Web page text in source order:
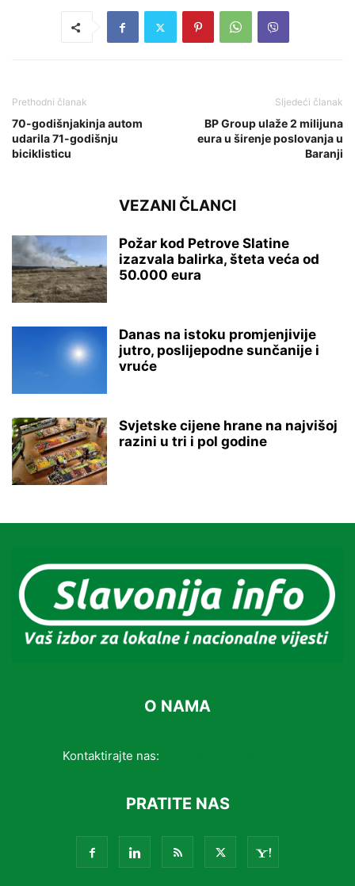
Prethodni članak
70-godišnjakinja autom
udarila 71-godišnju
biciklisticu
Sljedeći članak
BP Group ulaže 2 milijuna
eura u širenje poslovanja u
Baranji
VEZANI ČLANCI
Požar kod Petrove Slatine
izazvala balirka, šteta veća od
50.000 eura
Danas na istoku promjenjivije
jutro, poslijepodne sunčanije i
vruće
Svjetske cijene hrane na najvišoj
razini u tri i pol godine
O NAMA
Kontaktirajte nas:
PRATITE NAS